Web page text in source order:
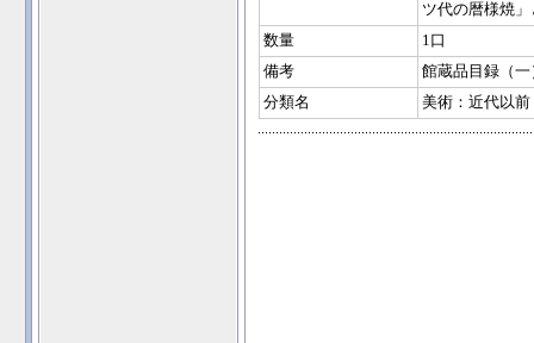
ツ代の暦様焼
数量
1口
備考
館蔵品目録（
分類名
美術：近代以